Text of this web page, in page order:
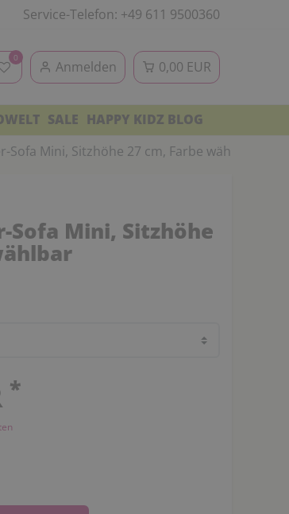
Service-Telefon: +49 611 9500360
0
Anmelden 0,00 EUR
SALE HAPPY KIDZ BLOG
Sofa Mini, Sitzhöhe 27 cm, Farbe wählbar
Sofa Mini, Sitzhöhe
*